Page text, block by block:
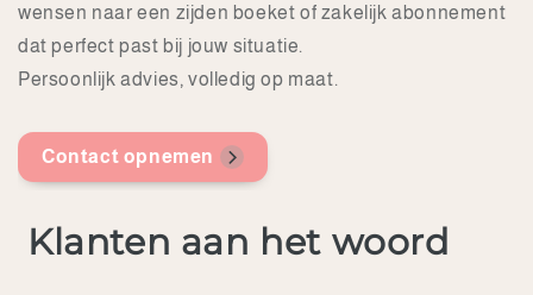
wensen naar een zijden boeket of zakelijk abonnement
dat perfect past bij jouw situatie.
Persoonlijk advies, volledig op maat.
Contact opnemen
Klanten aan het woord